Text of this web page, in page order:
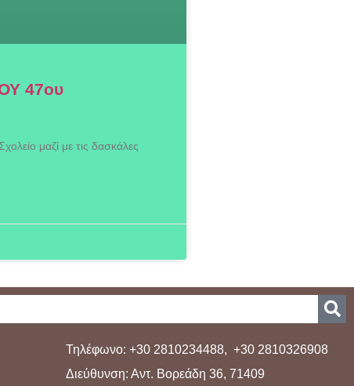
47ου
μαζί με τις δασκάλες
Τηλέφωνο: +30 2810234488, +30 2810326908
Διεύθυνση: Αντ. Βορεάδη 36, 71409